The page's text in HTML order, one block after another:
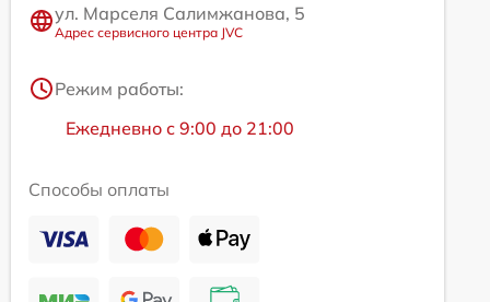
ул. Марселя Салимжанова, 5
Адрес сервисного центра JVC
Режим работы:
Ежедневно с 9:00 до 21:00
Способы оплаты